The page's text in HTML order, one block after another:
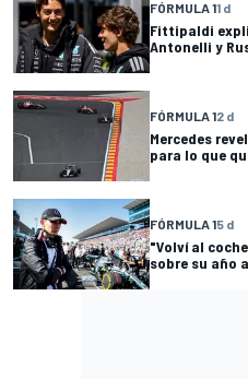
FÓRMULA 11 d
Fittipaldi
Antonelli y
FÓRMULA 12 d
Mercedes
para lo que
FÓRMULA 15 d
"Volví al
sobre su año